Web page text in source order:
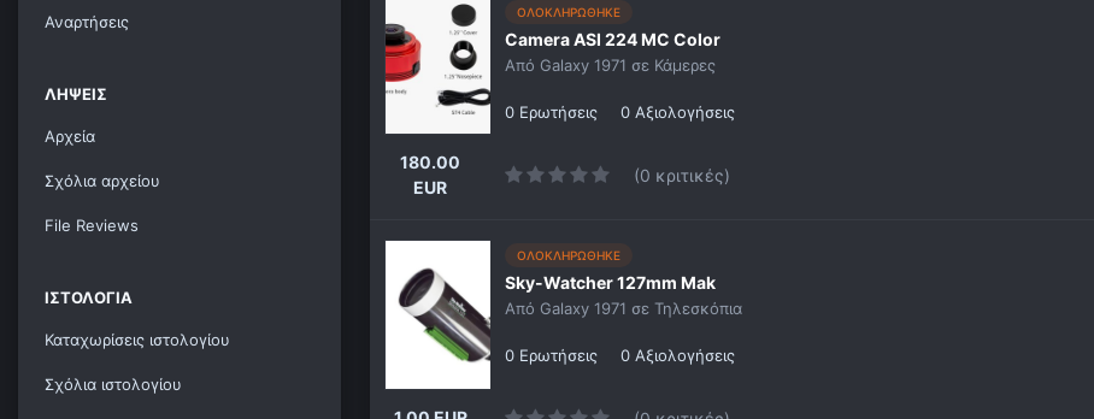
Αναρτήσεις
ΛΉΨΕΙΣ
Αρχεία
Σχόλια αρχείου
File Reviews
ΙΣΤΟΛΌΓΙΑ
Καταχωρίσεις ιστολογίου
Σχόλια ιστολογίου
180.00
EUR
ΟΛΟΚΛΗΡΩΘΗΚΕ
Camera ASI 224 MC Color
Από Galaxy 1971 σε Κάμερες
0 Ερωτήσεις 0 Αξιολογήσεις
(0 κριτικές)
ΟΛΟΚΛΗΡΩΘΗΚΕ
Sky-Watcher 127mm Mak
Από Galaxy 1971 σε Τηλεσκόπια
0 Ερωτήσεις 0 Αξιολογήσεις